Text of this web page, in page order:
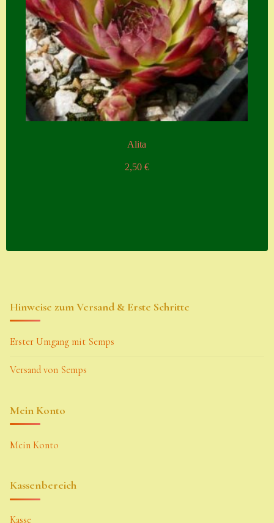
Alita
2,50 €
Hinweise zum Versand & Erste Schritte
Erster Umgang mit Semps
Versand von Semps
Mein Konto
Mein Konto
Kassenbereich
Kasse